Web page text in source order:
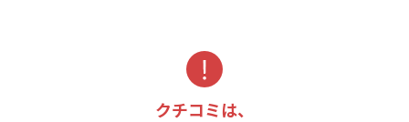
クチコミは、